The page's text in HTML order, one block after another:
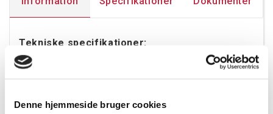
Denne hjemmeside bruger cookies
Tekniske specifikationer:
Effekt: 118W
Diffuser/optik: Linse